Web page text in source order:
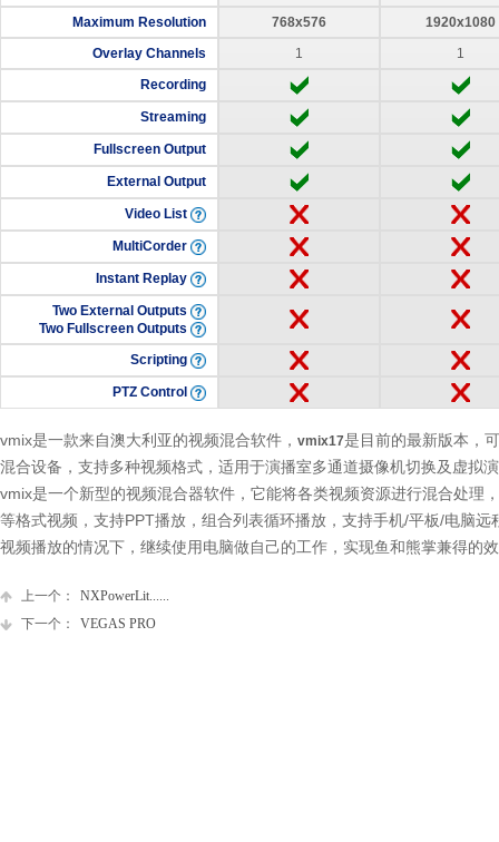
Maximum Resolution
768x576
1920x1080
Overlay Channels
1
1
Recording
Streaming
Fullscreen Output
External Output
Video List
MultiCorder
Instant Replay
Two External Outputs
Two Fullscreen Outputs
Scripting
PTZ Control
vmix是一款来自澳大利亚的视频混合软件， vmix17是目前的最新版本，
混合设备，支持多种视频格式，适用于演播室多通道摄像机切换及虚拟
vmix是一个新型的视频混合器软件，它能将各类视频资源进行混合处理
等格式视频，支持PPT播放，组合列表循环播放，支持手机/平板/电脑
视频播放的情况下，继续使用电脑做自己的工作，实现鱼和熊掌兼得的
上一个：
NXPowerLit......
下一个：
VEGAS PRO